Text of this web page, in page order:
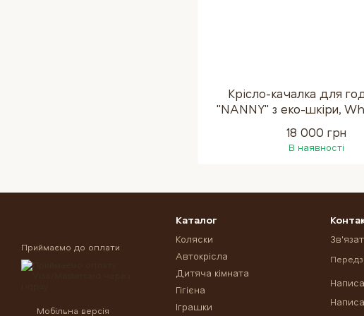
Крісло-качалка для
"NANNY" з еко-шкіри,
18 000 грн
В наявності
Приймаємо до оплати
Мобільна версія
Каталог
Коляски
Автокрісла
Дитяча кімната
Гігієна
Іграшки